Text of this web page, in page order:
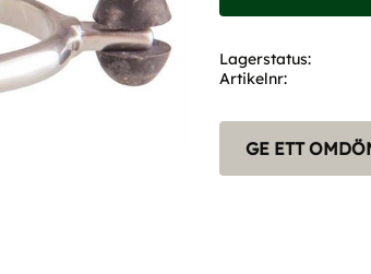
Lagerstatus
Artikelnr
GE ETT